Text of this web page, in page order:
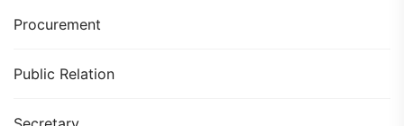
Procurement
Public Relation